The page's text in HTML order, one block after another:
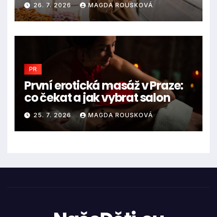
26. 7. 2026 MAGDA ROUSKOVÁ
PR
První erotická masáž v Praze:
co čekat a jak vybrat salon
25. 7. 2026 MAGDA ROUSKOVÁ